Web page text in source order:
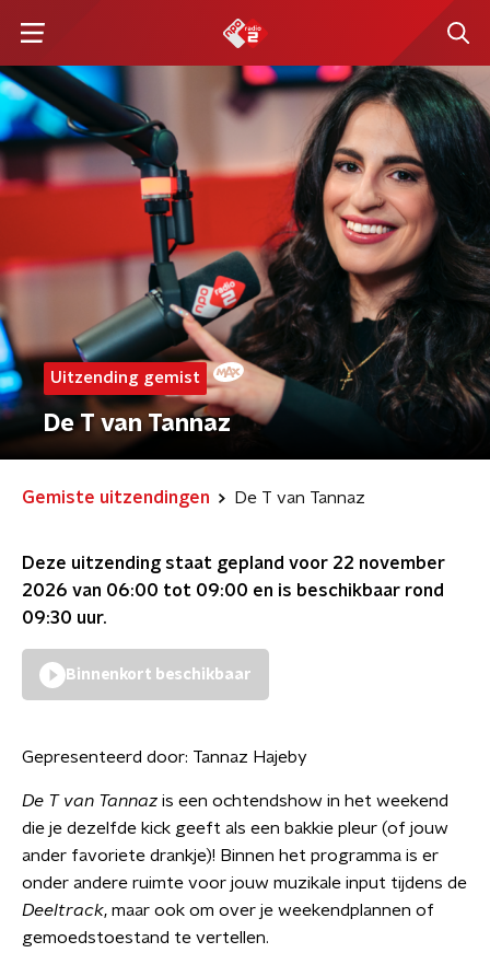
Uitzending gemist
De T van Tannaz
Gemiste uitzendingen De T van Tannaz
Deze uitzending staat gepland voor 22 november
2026 van 06:00 tot 09:00 en is beschikbaar rond
09:30 uur.
Binnenkort beschikbaar
Gepresenteerd door: Tannaz Hajeby
De T van Tannaz is een ochtendshow in het weekend
die je dezelfde kick geeft als een bakkie pleur (of jouw
ander favoriete drankje)! Binnen het programma is er
onder andere ruimte voor jouw muzikale input tijdens de
Deeltrack, maar ook om over je weekendplannen of
gemoedstoestand te vertellen.